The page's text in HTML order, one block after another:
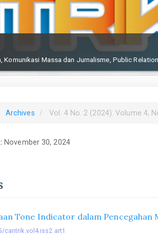
Komunikasi Massa dan Jurnalisme, Public
Archives Vol. 4 No. 2 (2024): Volume 4,
November 30, 2024
Tone Indicator dalam
cantrik.vol4.iss2.art1